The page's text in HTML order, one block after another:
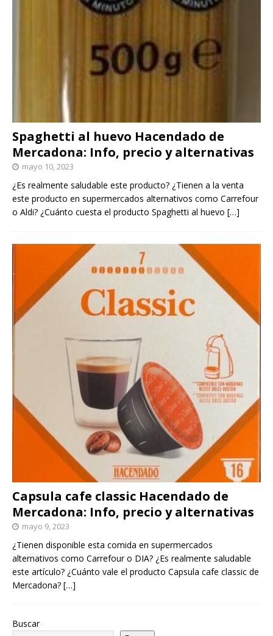
Spaghetti al huevo Hacendado de
Mercadona: Info, precio y alternativas
mayo 10, 2023
¿Es realmente saludable este producto? ¿Tienen a la venta
este producto en supermercados alternativos como Carrefour
o Aldi? ¿Cuánto cuesta el producto Spaghetti al huevo […]
Capsula cafe classic Hacendado de
Mercadona: Info, precio y alternativas
mayo 9, 2023
¿Tienen disponible esta comida en supermercados
alternativos como Carrefour o DIA? ¿Es realmente saludable
este artículo? ¿Cuánto vale el producto Capsula cafe classic de
Mercadona? […]
Buscar